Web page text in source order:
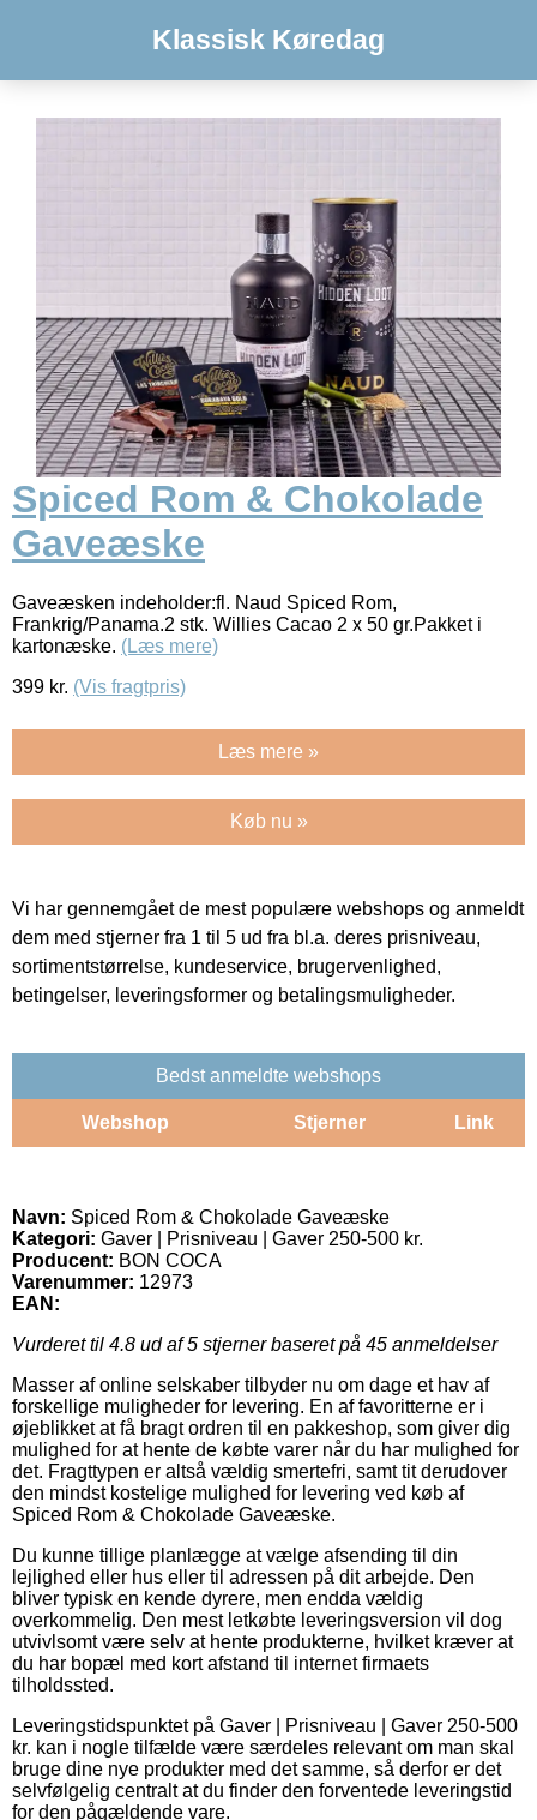
Klassisk Køredag
Spiced Rom & Chokolade
Gaveæske
Gaveæsken indeholder:fl. Naud Spiced Rom,
Frankrig/Panama.2 stk. Willies Cacao 2 x 50 gr.Pakket i
kartonæske. (Læs mere)
399 kr. (Vis fragtpris)
Læs mere »
Køb nu »
Vi har gennemgået de mest populære webshops og anmeldt
dem med stjerner fra 1 til 5 ud fra bl.a. deres prisniveau,
sortimentstørrelse, kundeservice, brugervenlighed,
betingelser, leveringsformer og betalingsmuligheder.
Bedst anmeldte webshops
Webshop Stjerner Link
Navn: Spiced Rom & Chokolade Gaveæske
Kategori: Gaver | Prisniveau | Gaver 250-500 kr.
Producent: BON COCA
Varenummer: 12973
EAN:
Vurderet til 4.8 ud af 5 stjerner baseret på 45 anmeldelser
Masser af online selskaber tilbyder nu om dage et hav af
forskellige muligheder for levering. En af favoritterne er i
øjeblikket at få bragt ordren til en pakkeshop, som giver dig
mulighed for at hente de købte varer når du har mulighed for
det. Fragttypen er altså vældig smertefri, samt tit derudover
den mindst kostelige mulighed for levering ved køb af
Spiced Rom & Chokolade Gaveæske.
Du kunne tillige planlægge at vælge afsending til din
lejlighed eller hus eller til adressen på dit arbejde. Den
bliver typisk en kende dyrere, men endda vældig
overkommelig. Den mest letkøbte leveringsversion vil dog
utvivlsomt være selv at hente produkterne, hvilket kræver at
du har bopæl med kort afstand til internet firmaets
tilholdssted.
Leveringstidspunktet på Gaver | Prisniveau | Gaver 250-500
kr. kan i nogle tilfælde være særdeles relevant om man skal
bruge dine nye produkter med det samme, så derfor er det
selvfølgelig centralt at du finder den forventede leveringstid
for den pågældende vare.